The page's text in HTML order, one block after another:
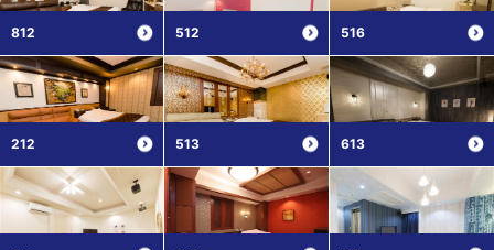
812 512 516
212 513 613